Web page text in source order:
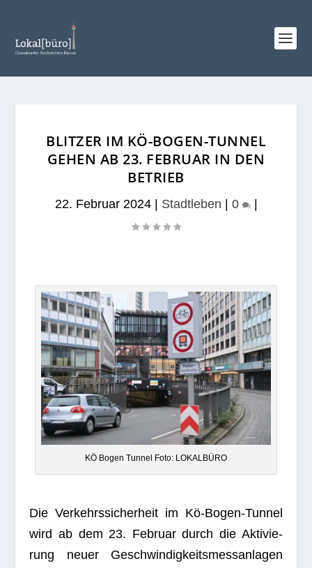
BLITZER IM KÖ-BOGEN-TUNNEL
GEHEN AB 23. FEBRUAR IN DEN
BETRIEB
22. Februar 2024| Stadtleben 0 |
KÖ Bogen Tun­nel Foto: LOKALBÜRO
Die Ver­kehrs­si­cher­heit im Kö-Bogen-Tun­nel
wird ab dem 23. Februar durch die Akti­vie­
rung neuer Geschwin­dig­keits­mess­an­la­gen